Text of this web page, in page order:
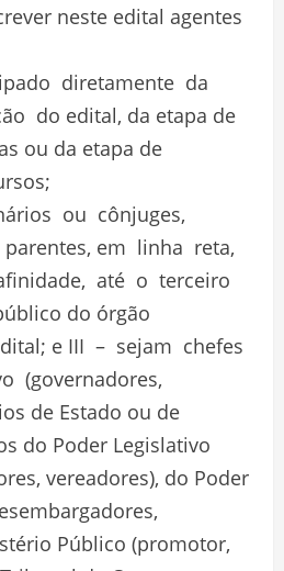
neste edital agentes
diretamente da
do edital, da etapa de
ou da etapa de
ou cônjuges,
em linha reta,
até o terceiro
do órgão
e III – sejam chefes
(governadores,
de Estado ou de
do Poder Legislativo
vereadores), do Poder
Público (promotor,